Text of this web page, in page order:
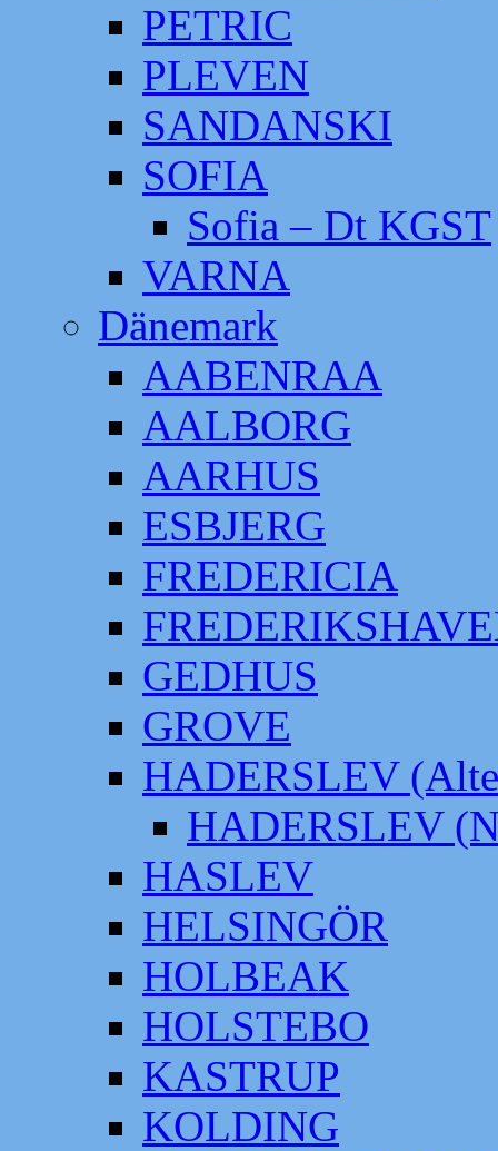
PETRIC
PLEVEN
SANDANSKI
SOFIA
Sofia – Dt KGST
VARNA
Dänemark
AABENRAA
AALBORG
AARHUS
ESBJERG
FREDERICIA
GEDHUS
GROVE
HADERSLEV
HADERSLEV
HASLEV
HELSINGÖR
HOLBEAK
HOLSTEBO
KASTRUP
KOLDING